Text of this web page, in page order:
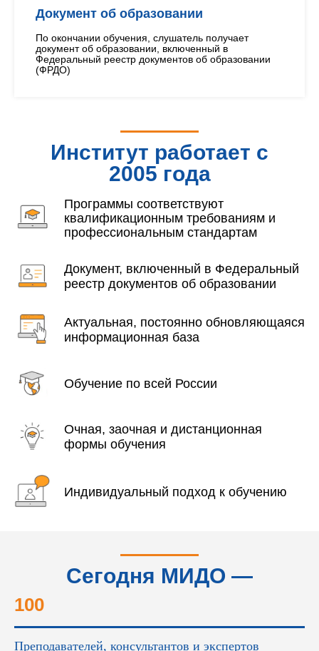
Документ об образовании
По окончании обучения, слушатель получает
документ об образовании, включенный в
Федеральный реестр документов об образовании
(ФРДО)
Институт работает с
2005 года
Программы соответствуют
квалификационным требованиям и
профессиональным стандартам
Документ, включенный в Федеральный
реестр документов об образовании
Актуальная, постоянно обновляющаяся
информационная база
Обучение по всей России
Очная, заочная и дистанционная
формы обучения
Индивидуальный подход к обучению
Сегодня МИДО —
100
Преподавателей, консультантов и экспертов